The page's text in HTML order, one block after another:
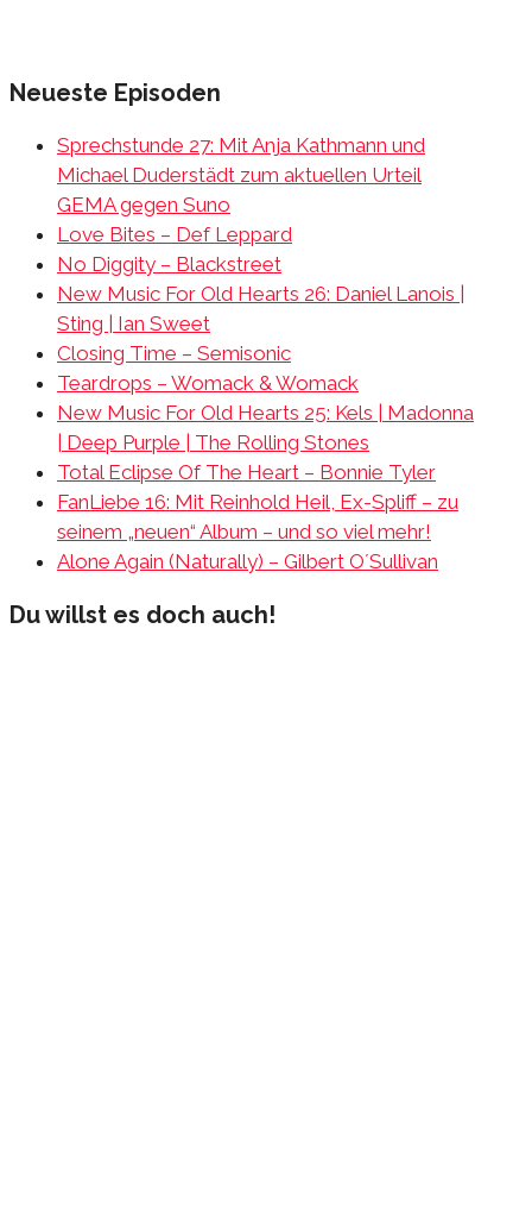
Neueste Episoden
Sprechstunde 27: Mit Anja Kathmann und
Michael Duderstädt zum aktuellen Urteil
GEMA gegen Suno
Love Bites – Def Leppard
No Diggity – Blackstreet
New Music For Old Hearts 26: Daniel Lanois |
Sting | Ian Sweet
Closing Time – Semisonic
Teardrops – Womack & Womack
New Music For Old Hearts 25: Kels | Madonna
| Deep Purple | The Rolling Stones
Total Eclipse Of The Heart – Bonnie Tyler
FanLiebe 16: Mit Reinhold Heil, Ex-Spliff – zu
seinem „neuen“ Album – und so viel mehr!
Alone Again (Naturally) – Gilbert O´Sullivan
Du willst es doch auch!